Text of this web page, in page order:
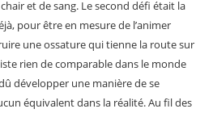
et de sang. Le second défi était la
pour être en mesure de l’animer
une ossature qui tienne la route sur
rien de comparable dans le monde
développer une manière de se
équivalent dans la réalité. Au fil des